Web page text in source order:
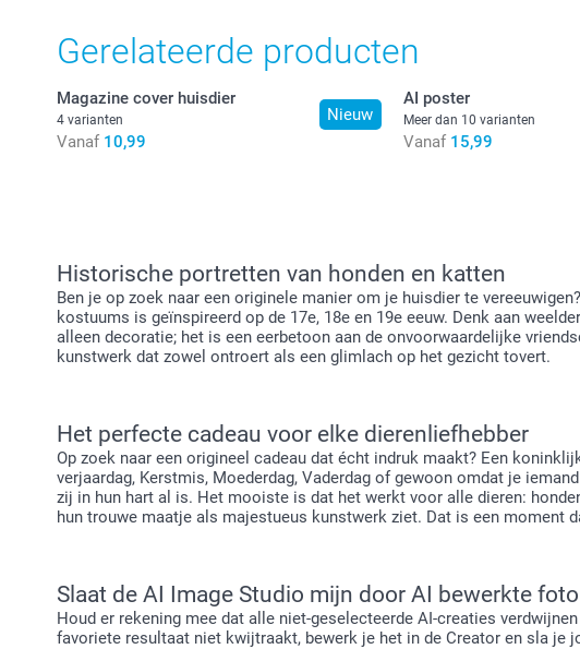
Gerelateerde producten
Nieuw
Magazine cover huisdier
4 varianten
Vanaf 10,99
AI poster
Meer dan 10 varianten
Vanaf 15,99
Historische portretten van honden en katten
Ben je op zoek naar een originele manier om je huisdier te
kostuums is geïnspireerd op de 17e, 18e en 19e eeuw. Denk aan
alleen decoratie; het is een eerbetoon aan de onvoorwaardelijke
kunstwerk dat zowel ontroert als een glimlach op het gezicht tovert.
Het perfecte cadeau voor elke dierenliefhebber
Op zoek naar een origineel cadeau dat écht indruk maakt? Een
verjaardag, Kerstmis, Moederdag, Vaderdag of gewoon omdat je
zij in hun hart al is. Het mooiste is dat het werkt voor alle dieren:
hun trouwe maatje als majestueus kunstwerk ziet. Dat is een moment
Slaat de AI Image Studio mijn door AI bewerkte
Houd er rekening mee dat alle niet-geselecteerde AI-creaties
favoriete resultaat niet kwijtraakt, bewerk je het in de Creator en sla je